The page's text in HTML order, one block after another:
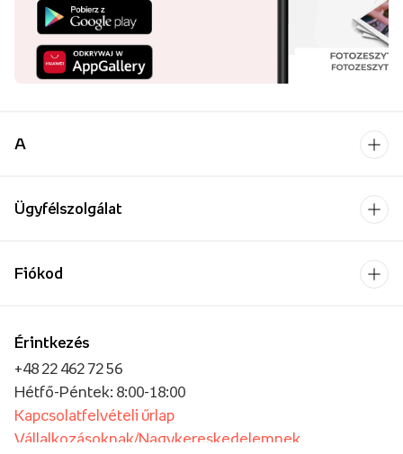
A
Ügyfélszolgálat
Érintkezés
+48 22 462 72 56
Hétfő-Péntek: 8:00-18:00
Kapcsolatfelvételi űrlap
Vállalkozásoknak/Nagykereskedelemnek
Fiókod